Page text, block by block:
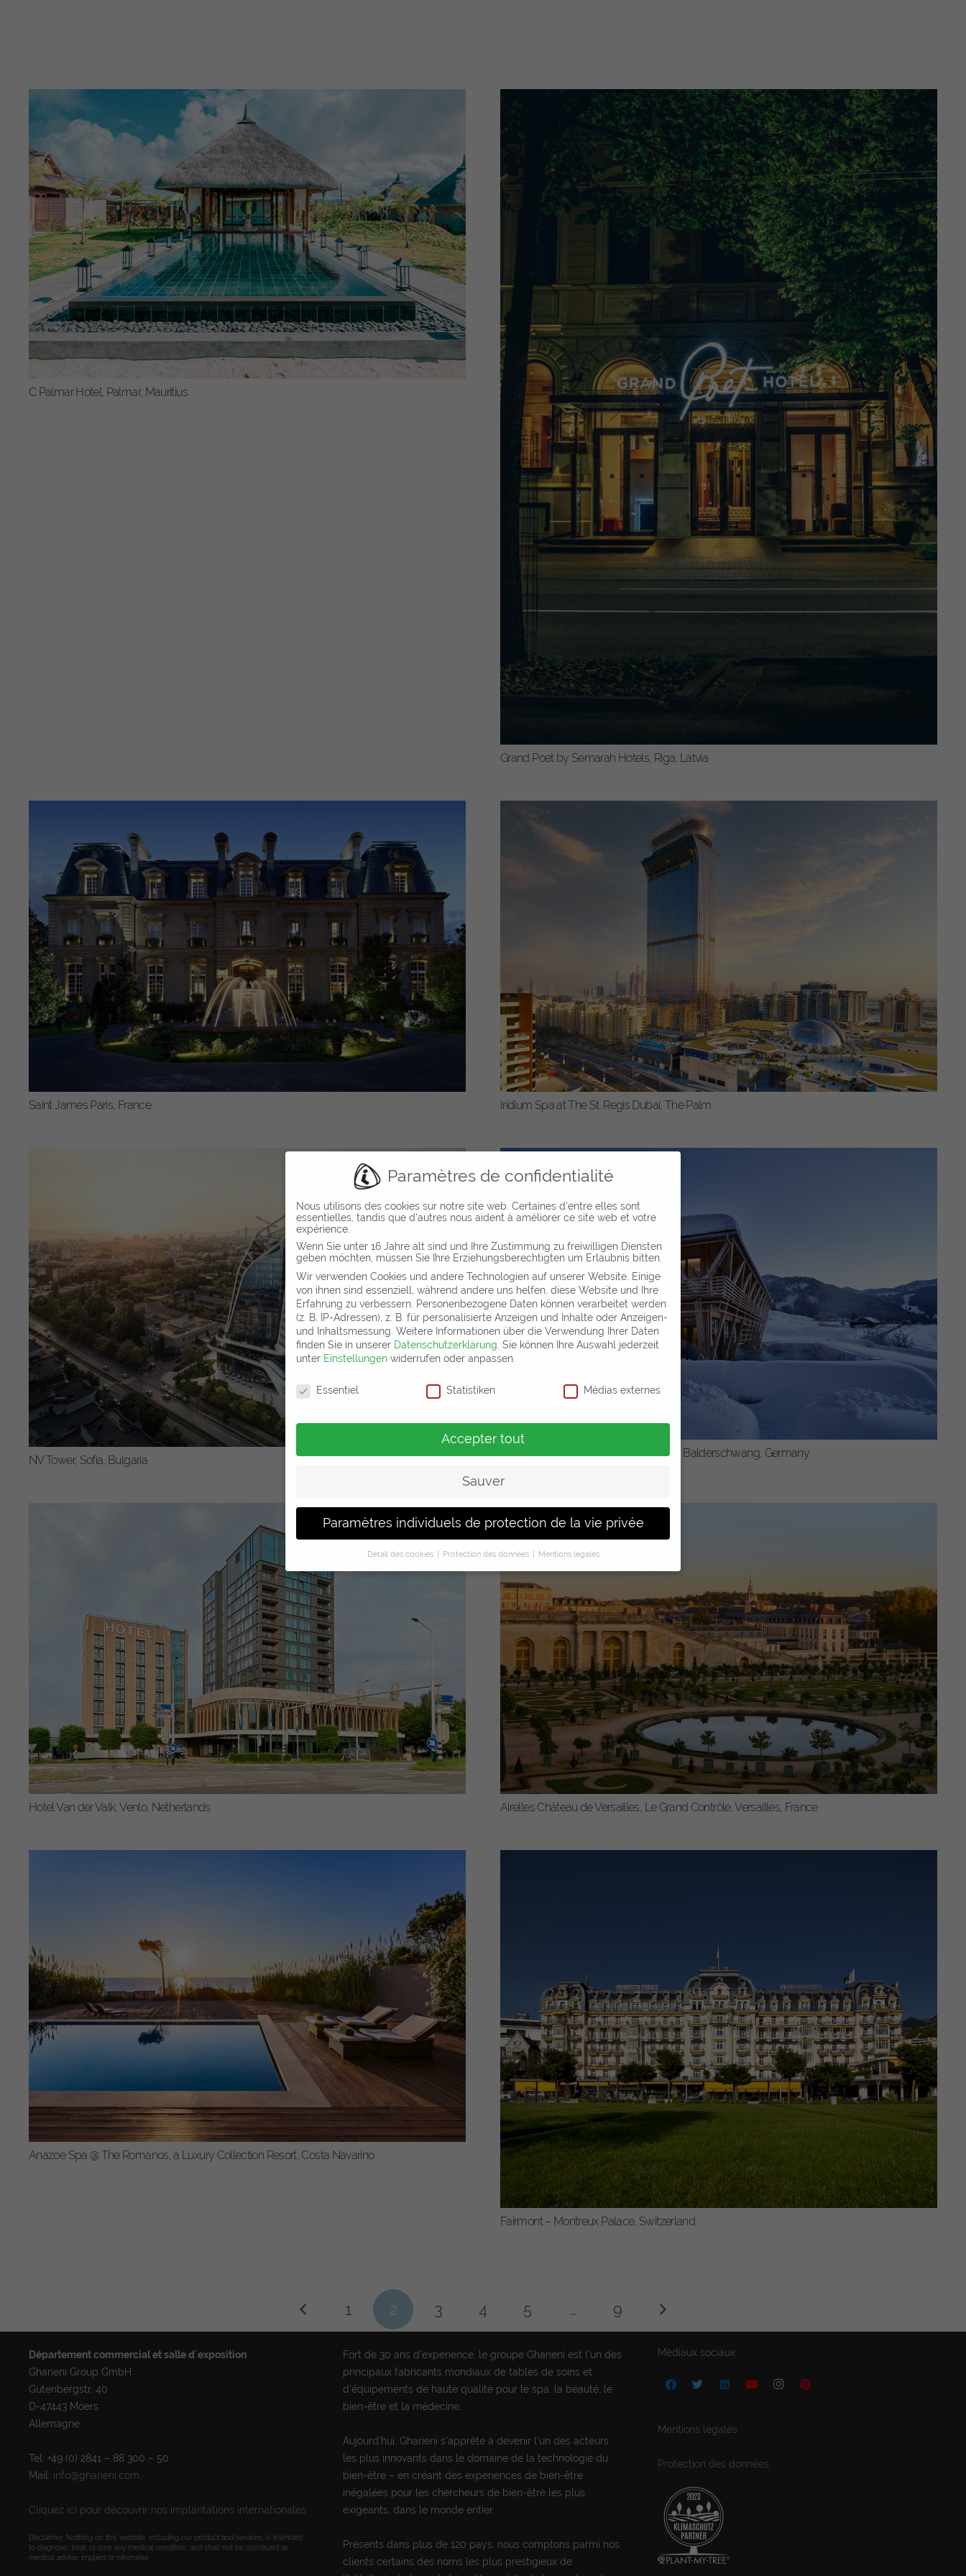
C Palmar Hotel, Palmar, Mauritius
Grand Poet by Semarah Hotels, Riga, Latvia
Saint James Paris, France Iridium Spa at The St. Regis Dubai, The Palm
NV Tower, Sofia, Bulgaria
HUBERTUS Mountain Refugio Allgäu, Balderschwang, Germany
Hotel Van der Valk, Venlo, Netherlands Airelles Château de Versailles, Le Grand Contrôle, Versailles, France
Anazoe Spa @ The Romanos, a Luxury Collection Resort, Costa Navarino
Fairmont – Montreux Palace, Switzerland
1 2 3 4 5 … 9
Département commercial et salle d´exposition
Gharieni Group GmbH
Gutenbergstr. 40
D-47443 Moers
Allemagne
Tel: +49 (0) 2841 – 88 300 – 50
Mail: info@gharieni.com
Cliquez ici pour découvrir nos implantations internationales
Disclaimer: Nothing on this website, including our product and services, is intended
to diagnose, treat, or cure any medical condition, and shall not be construed as
medical advice, implied or otherwise.
Fort de 30 ans d’expérience, le groupe Gharieni est l’un des
principaux fabricants mondiaux de tables de soins et
d’équipements de haute qualité pour le spa, la beauté, le
bien-être et la médecine.
Aujourd’hui, Gharieni s’apprête à devenir l’un des acteurs
les plus innovants dans le domaine de la technologie du
bien-être – en créant des expériences de bien-être
inégalées pour les chercheurs de bien-être les plus
exigeants, dans le monde entier.
Présents dans plus de 120 pays, nous comptons parmi nos
clients certains des noms les plus prestigieux de
Médiaux sociaux
Mentions légales
Protection des données
Paramètres de confidentialité
Nous utilisons des cookies sur notre site web. Certaines d'entre elles sont
essentielles, tandis que d'autres nous aident à améliorer ce site web et votre
expérience.
Wenn Sie unter 16 Jahre alt sind und Ihre Zustimmung zu freiwilligen Diensten
geben möchten, müssen Sie Ihre Erziehungsberechtigten um Erlaubnis bitten.
Wir verwenden Cookies und andere Technologien auf unserer Website. Einige
von ihnen sind essenziell, während andere uns helfen, diese Website und Ihre
Erfahrung zu verbessern. Personenbezogene Daten können verarbeitet werden
(z. B. IP-Adressen), z. B. für personalisierte Anzeigen und Inhalte oder Anzeigen-
und Inhaltsmessung. Weitere Informationen über die Verwendung Ihrer Daten
finden Sie in unserer Datenschutzerklärung Sie können Ihre Auswahl jederzeit
unter Einstellungen widerrufen oder anpassen.
Essentiel
Statistiken Médias externes
Accepter tout
Sauver
Paramètres individuels de protection de la vie privée
Détail des cookies Protection des données Mentions légales
Paramètres de confidentialité
Wenn Sie unter 16 Jahre alt sind und Ihre Zustimmung zu freiwilligen Diensten
geben möchten, müssen Sie Ihre Erziehungsberechtigten um Erlaubnis bitten.
Wir verwenden Cookies und andere Technologien auf unserer Website. Einige
von ihnen sind essenziell, während andere uns helfen, diese Website und Ihre
Erfahrung zu verbessern.
Personenbezogene Daten können verarbeitet werden
(z. B. IP-Adressen), z. B. für personalisierte Anzeigen und Inhalte oder Anzeigen-
und Inhaltsmessung. Weitere Informationen über die Verwendung Ihrer Daten
finden Sie in unsererDatenschutzerklärung
Vous trouverez ici un aperçu de tous les cookies utilisés. Vous pouvez donner
votre consentement à des catégories entières ou faire afficher des informations
supplémentaires et ainsi ne sélectionner que certains cookies.
Accepter tout Sauver Retour
Paramètres de confidentialité
Statistik Cookies erfassen Informationen anonym. Diese Informationen helfen uns zu
verstehen, wie unsere Besucher unsere Website nutzen.
Afficher les informations sur les cookies
Médias externes (2) Médias externes
Le contenu des plates-formes vidéo et des médias sociaux est bloqué par défaut. Si les
cookies sont acceptés par les médias externes, l'accès à ce contenu ne nécessite plus de
consentement manuel.
Afficher les informations sur les cookies
Protection des données Mentions légales